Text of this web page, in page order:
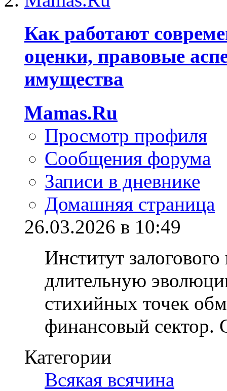
Как работают
оценки, правовые
имущества
Mamas.Ru
Просмотр профиля
Сообщения форума
Записи в дневнике
Домашняя страница
26.03.2026 в 10:49
Институт
длительную
стихийных точек
финансовый сектор.
Категории
Всякая всячина